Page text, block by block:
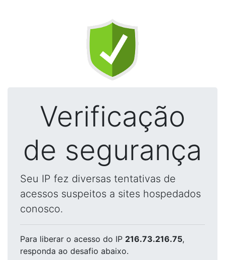
Verificação
de segurança
Seu IP fez diversas tentativas de
acessos suspeitos a sites hospedados
conosco.
Para liberar o acesso do IP 216.73.216.75,
responda ao desafio abaixo.